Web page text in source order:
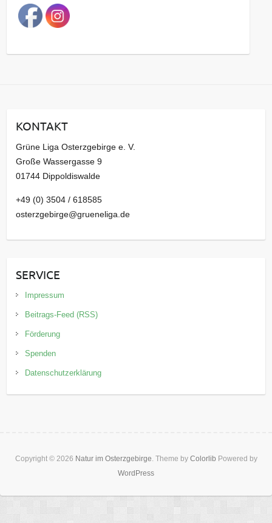
a
g
a
v
KONTAKT
Grüne Liga Osterzgebirge e. V.
Große Wassergasse 9
01744 Dippoldiswalde
+49 (0) 3504 / 618585
osterzgebirge@grueneliga.de
SERVICE
Impressum
Beitrags-Feed (RSS)
Förderung
Spenden
Datenschutzerklärung
Copyright © 2026 Natur im Osterzgebirge . Theme by Colorlib Powered by
WordPress